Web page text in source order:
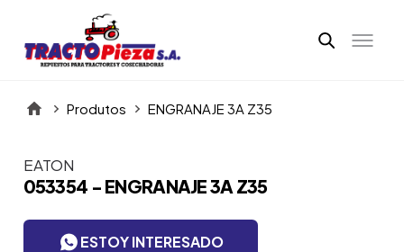
Produtos ENGRANAJE 3A Z35
Itens da Galeria
EATON
053354 - ENGRANAJE 3A Z35
ESTOY INTERESADO